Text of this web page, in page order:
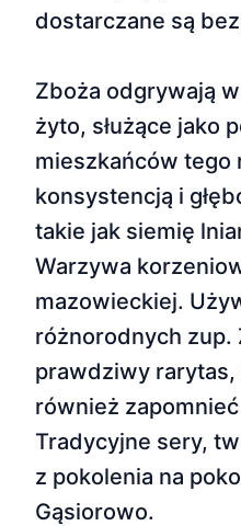
dostarczane są
Zboża odgrywają
żyto, służące jako
mieszkańców tego
konsystencją i
takie jak siemię
Warzywa
mazowieckiej.
różnorodnych zup.
prawdziwy rarytas,
również
Tradycyjne sery,
z pokolenia na
Gąsiorowo.